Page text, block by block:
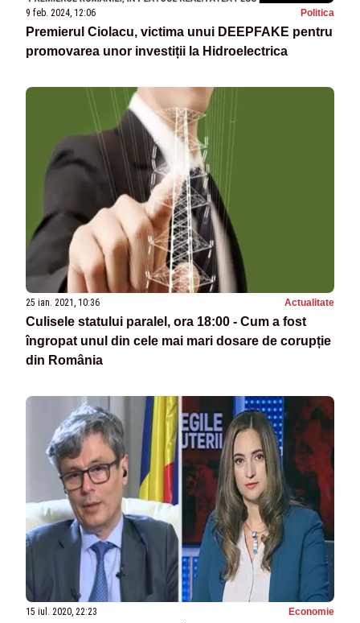
9 feb. 2024, 12:06 Politica
Premierul Ciolacu, victima unui DEEPFAKE pentru
promovarea unor investiții la Hidroelectrica
25 ian. 2021, 10:36 Actualitate
Culisele statului paralel, ora 18:00 - Cum a fost
îngropat unul din cele mai mari dosare de corupție
din România
15 iul. 2020, 22:23 Economie